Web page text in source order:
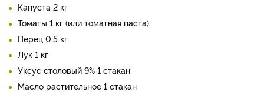
Капуста 2 кг
Томаты 1 кг (или томатная паста)
Перец 0,5 кг
Лук 1 кг
Уксус столовый 9% 1 стакан
Масло растительное 1 стакан